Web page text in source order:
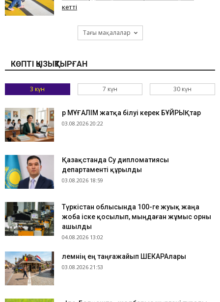
кетті
Тағы мақалалар
КӨПТІ ҚЫЗЫҚТЫРҒАН
3 күн 7 күн 30 күн
Әр МҰҒАЛІМ жатқа білуі керек БҰЙРЫҚтар
03.08.2026 20:22
Қазақстанда Су дипломатиясы
департаменті құрылды
03.08.2026 18:59
Түркістан облысында 100-ге жуық жаңа
жоба іске қосылып, мыңдаған жұмыс орны
ашылды
04.08.2026 13:02
​Әлемнің ең таңғажайып ШЕКАРАлары
03.08.2026 21:53